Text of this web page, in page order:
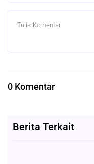
0 Komentar
Berita Terkait